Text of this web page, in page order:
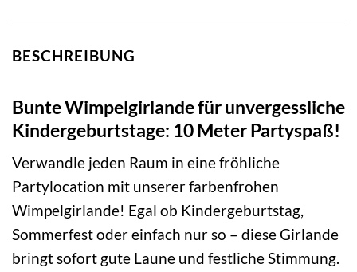
BESCHREIBUNG
Bunte Wimpelgirlande für unvergessliche
Kindergeburtstage: 10 Meter Partyspaß!
Verwandle jeden Raum in eine fröhliche
Partylocation mit unserer farbenfrohen
Wimpelgirlande! Egal ob Kindergeburtstag,
Sommerfest oder einfach nur so – diese Girlande
bringt sofort gute Laune und festliche Stimmung.